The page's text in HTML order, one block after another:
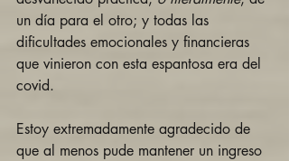
un día para el otro; y todas las
dificultades emocionales y financieras
que vinieron con esta espantosa era del
covid.
Estoy extremadamente agradecido de
que al menos pude mantener un ingreso